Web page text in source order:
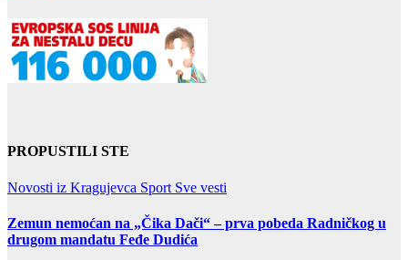
PROPUSTILI STE
Novosti iz Kragujevca Sport Sve vesti
Zemun nemoćan na „Čika Dači“ – prva pobeda Radničkog u
drugom mandatu Feđe Dudića